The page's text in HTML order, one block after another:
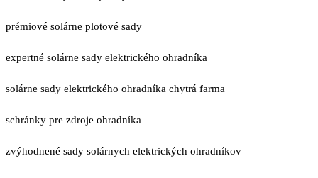
prémiové solárne plotové sady
expertné solárne sady elektrického ohradníka
solárne sady elektrického ohradníka chytrá farma
schránky pre zdroje ohradníka
zvýhodnené sady solárnych elektrických ohradníkov